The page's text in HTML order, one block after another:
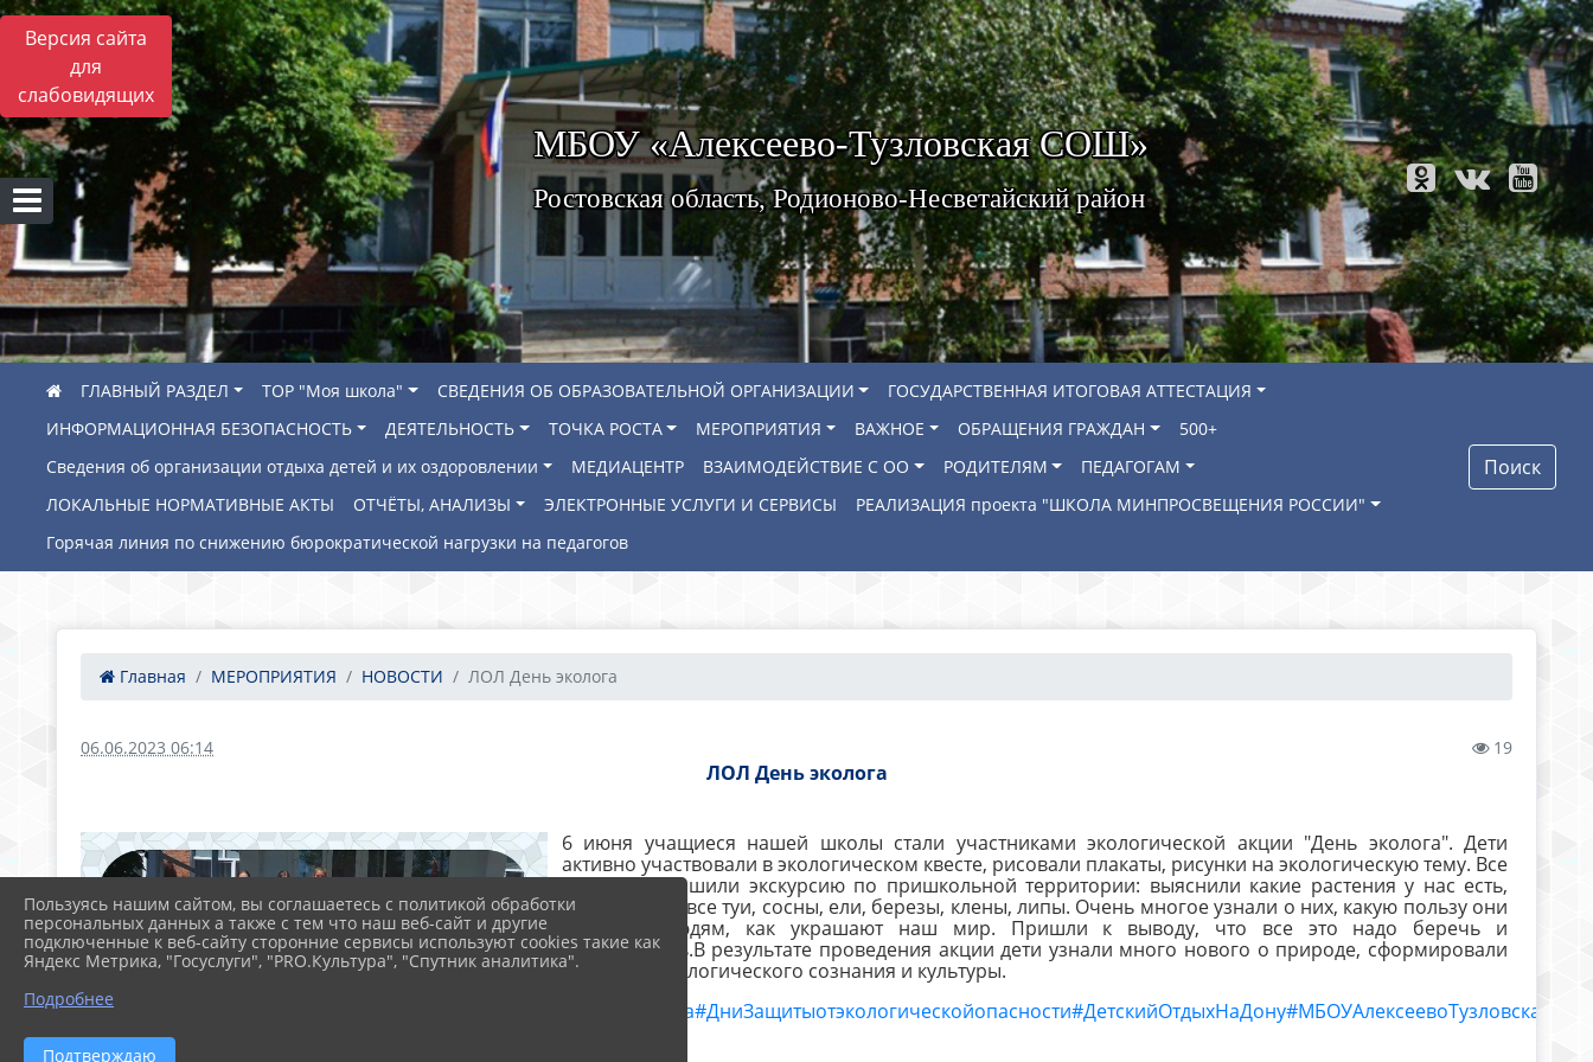
Версия сайта
для
слабовидящих
МБОУ «Алексеево-Тузловская СОШ»
Ростовская область, Родионово-Несветайский район
ГЛАВНЫЙ РАЗДЕЛ ТОР "Моя школа" СВЕДЕНИЯ ОБ ОБРАЗОВАТЕЛЬНОЙ ОРГАНИЗАЦИИ
ГОСУДАРСТВЕННАЯ ИТОГОВАЯ АТТЕСТАЦИЯ
ИНФОРМАЦИОННАЯ БЕЗОПАСНОСТЬ
ДЕЯТЕЛЬНОСТЬ ТОЧКА РОСТА МЕРОПРИЯТИЯ ВАЖНОЕ ОБРАЩЕНИЯ ГРАЖДАН
500+
Сведения об организации отдыха детей и их оздоровлении
МЕДИАЦЕНТР ВЗАИМОДЕЙСТВИЕ С ОО РОДИТЕЛЯМ
ПЕДАГОГАМ
ЛОКАЛЬНЫЕ НОРМАТИВНЫЕ АКТЫ
ОТЧЁТЫ, АНАЛИЗЫ ЭЛЕКТРОННЫЕ УСЛУГИ И СЕРВИСЫ
РЕАЛИЗАЦИЯ проекта "ШКОЛА МИНПРОСВЕЩЕНИЯ РОССИИ"
Горячая линия по снижению бюрократической нагрузки на педагогов
Поиск
Главная МЕРОПРИЯТИЯ НОВОСТИ ЛОЛ День эколога
06.06.2023 06:14 19
ЛОЛ День эколога
6 июня учащиеся нашей школы стали участниками экологической акции "День эколога". Дети
активно участвовали в экологическом квесте, рисовали плакаты, рисунки на экологическую тему. Все
вместе совершили экскурсию по пришкольной территории: выяснили какие растения у нас есть,
пересчитали все туи, сосны, ели, березы, клены, липы. Очень многое узнали о них, какую пользу они
приносят людям, как украшают наш мир. Пришли к выводу, что все это надо беречь и
приумножать.В результате проведения акции дети узнали много нового о природе, сформировали
элементы экологического сознания и культуры.
#ДеньЭколога#ДниЗащитыотэкологическойопасности#ДетскийОтдыхНаДону
Пользуясь нашим сайтом, вы соглашаетесь с политикой обработки
персональных данных а также с тем что наш веб-сайт и другие
подключенные к веб-сайту сторонние сервисы используют cookies такие как
Яндекс Метрика, "Госуслуги", "PRO.Культура", "Спутник аналитика".
Подробнее
Подтверждаю